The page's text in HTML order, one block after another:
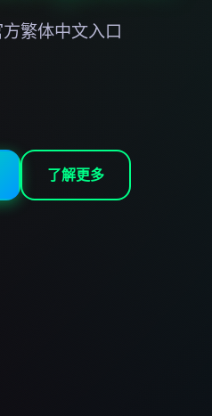
繁体中文入口
了解更多